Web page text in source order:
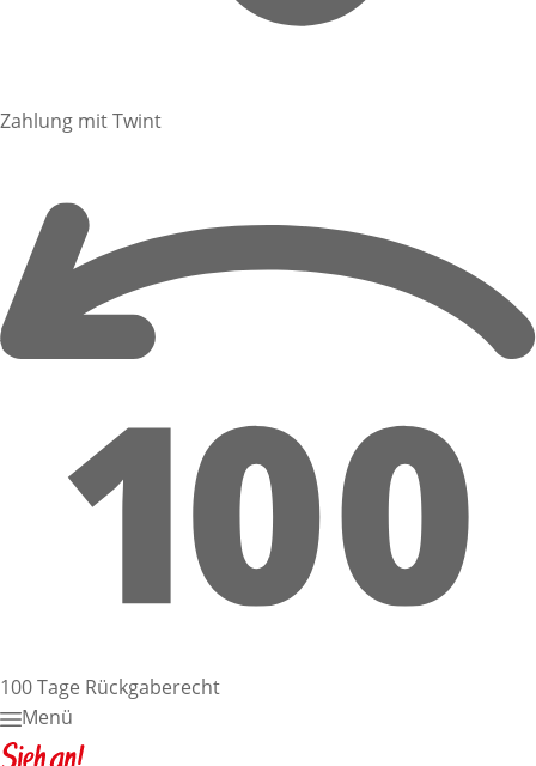
Zahlung mit Twint
100 Tage Rückgaberecht
Menü